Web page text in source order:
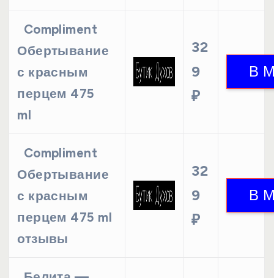
Compliment
Обертывание
с красным
перцем 475
ml
32
9
₽
Compliment
Обертывание
с красным
перцем 475 ml
отзывы
32
9
₽